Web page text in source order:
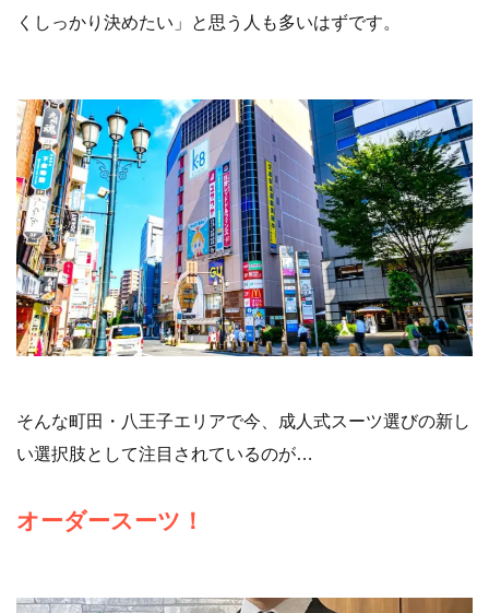
くしっかり決めたい」と思う人も多いはずです。
そんな町田・八王子エリアで今、成人式スーツ選びの新し
い選択肢として注目されているのが…
オーダースーツ！